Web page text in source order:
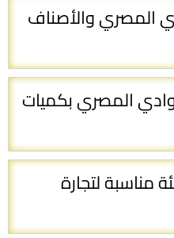
المصري والأصناف
المصري بكميات
مناسبة لتجارة